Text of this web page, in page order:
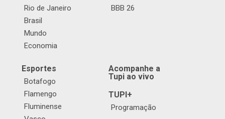
Rio de Janeiro
Brasil
Mundo
Economia
BBB 26
Esportes
Botafogo
Flamengo
Fluminense
Acompanhe a
Tupi ao vivo
TUPI+
Programação